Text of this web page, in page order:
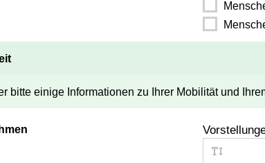
bitte einige Informationen zu Ihrer Mobilität und